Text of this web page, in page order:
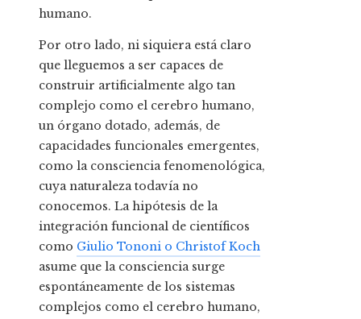
humano.
Por otro lado, ni siquiera está claro
que lleguemos a ser capaces de
construir artificialmente algo tan
complejo como el cerebro humano,
un órgano dotado, además, de
capacidades funcionales emergentes,
como la consciencia fenomenológica,
cuya naturaleza todavía no
conocemos. La hipótesis de la
integración funcional de científicos
como Giulio Tononi o Christof Koch
asume que la consciencia surge
espontáneamente de los sistemas
complejos como el cerebro humano,